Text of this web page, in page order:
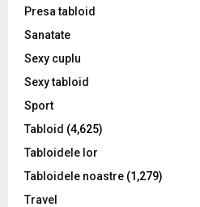
Presa tabloid
Sanatate
Sexy cuplu
Sexy tabloid
Sport
Tabloid (4,625)
Tabloidele lor
Tabloidele noastre (1,279)
Travel